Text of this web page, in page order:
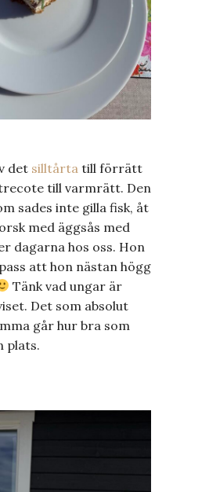
det silltårta till förrätt
till varmrätt. Den
sades inte gilla fisk, åt
med äggsås med
dagarna hos oss. Hon
att hon nästan högg
Tänk vad ungar är
Det som absolut
går hur bra som
plats.